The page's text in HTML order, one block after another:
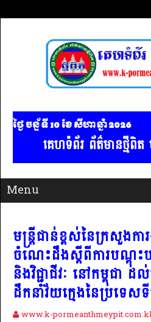
ថ្ងៃ ចន្ទ័ ទី 10​ ខែ សីហា ឆ្នាំ 2026
គេហទំព័រ ព័ត៌មានថ្មីពិត
មន្ត្រីជាន់ខ្ពស់នៃក្រសួងកា
ចំណេះដឹងស្ដីពីការបណ្ដុះ
និងវិជ្ជាជីវៈ នៅកម្ពុជា
ដឹកនាំវ័យក្មេងនៃប្រទេស
www.k-